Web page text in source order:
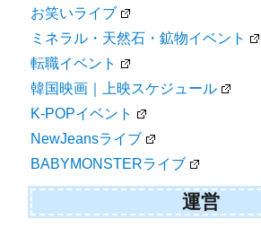
お笑いライブ
ミネラル・天然石・鉱物イベント
転職イベント
韓国映画｜上映スケジュール
K-POPイベント
NewJeansライブ
BABYMONSTERライブ
運営